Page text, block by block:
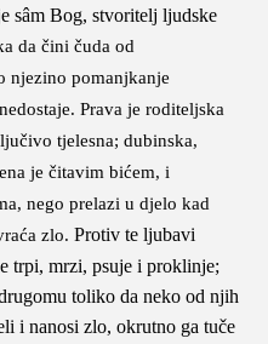
sâm Bog, stvoritelj ljudske
da čini čuda od
njezino pomanjkanje
Prava je roditeljska
tjelesna; dubinska,
je čitavim bićem, i
nego prelazi u djelo kad
zlo.Protiv te ljubavi
trpi, mrzi, psuje i proklinje;
toliko da neko od njih
i nanosi zlo, okrutno ga tuče